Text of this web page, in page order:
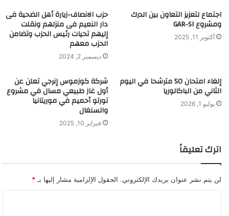
اجتماع لتعزيز التعاون بين الدرك
ومشروع GAR-SI
أكتوبر 11, 2025
حزب الانصاف-زيارة أهل الضحية فى
دار النعيم فى منزلهم ونقلت
إليهم تحيات رئيس الحزب وتضامن
الحزب معهم
ديسمبر 2, 2024
إلغاء امتحان 50 مترشحا في اليوم
الثاني من الباكالوريا
يوليو 1, 2026
شركة كوزموس إنرجي تعلن عن
أول غاز طبيعي مسال في مشروع
تورتو أحميم في موريتانيا
والسنغال
فبراير 10, 2025
اترك تعليقاً
لن يتم نشر عنوان بريدك الإلكتروني. الحقول الإلزامية مشار إليها بـ *